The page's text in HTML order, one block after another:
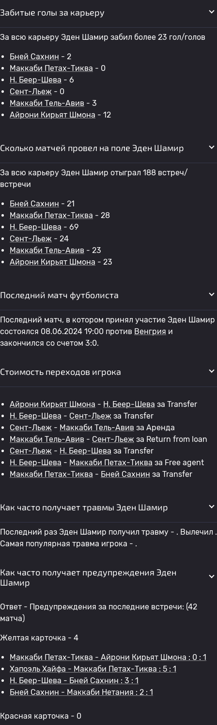
Забитые голы за карьеру
За всю карьеру Эден Шамир забил более 23 гол/голов
Бней Сахнин - 2
Маккаби Петах-Тиква - 0
H. Беер-Шева - 6
Сент-Льеж - 0
Маккаби Тель-Авив - 3
Айрони Кирьят Шмона - 12
Сколько матчей провел на поле Эден Шамир
За всю карьеру Эден Шамир отыграл 188 встреч/
встречи
Бней Сахнин - 21
Маккаби Петах-Тиква - 28
H. Беер-Шева - 69
Сент-Льеж - 24
Маккаби Тель-Авив - 23
Айрони Кирьят Шмона - 23
Последний матч футболиста
Последний матч, в котором принял участие Эден Шамир
состоялся 08.06.2024 19:00 против Венгрия и
закончился со счетом 3:0.
Стоимость переходов игрока
Айрони Кирьят Шмона - H. Беер-Шева за Transfer
H. Беер-Шева - Сент-Льеж за Transfer
Сент-Льеж - Маккаби Тель-Авив за Аренда
Маккаби Тель-Авив - Сент-Льеж за Return from loan
Сент-Льеж - H. Беер-Шева за Transfer
H. Беер-Шева - Маккаби Петах-Тиква за Free agent
Маккаби Петах-Тиква - Бней Сахнин за Transfer
Как часто получает травмы Эден Шамир
Последний раз Эден Шамир получил травму - . Вылечил .
Самая популярная травма игрока - .
Как часто получает предупреждения Эден
Шамир
Ответ - Предупреждения за последние встречи: (42
матча)
Желтая карточка - 4
Маккаби Петах-Тиква - Айрони Кирьят Шмона : 0 : 1
Хапоэль Хайфа - Маккаби Петах-Тиква : 5 : 1
H. Беер-Шева - Бней Сахнин : 3 : 1
Бней Сахнин - Маккаби Нетания : 2 : 1
Красная карточка - 0